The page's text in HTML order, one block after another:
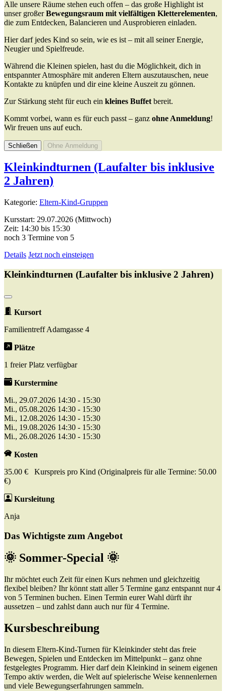
Alle unsere Räume stehen euch offen – das große Highlight ist
unser großerBewegungsraum mit vielfältigen Kletterelementen,
die zum Entdecken, Balancieren und Ausprobieren einladen.
Hier darf jedes Kind so sein, wie es ist – mit all seiner Energie,
Neugier und Spielfreude.
Während die Kleinen spielen, hast du die Möglichkeit, dich in
entspannter Atmosphäre mit anderen Eltern auszutauschen, neue
Kontakte zu knüpfen und dir eine kleine Auszeit zu gönnen.
Zur Stärkung steht für euch ein kleines Buffet bereit.
Kommt vorbei, wann es für euch passt – ganz ohne Anmeldung!
Wir freuen uns auf euch.
Schließen Ohne Anmeldung
Kleinkindturnen (Laufalter bis inklusive
2 Jahren)
Kategorie: Eltern-Kind-Gruppen
Kursstart: 29.07.2026 (Mittwoch)
Zeit: 14:30 bis 15:30
noch 3 Termine von 5
Details Jetzt noch einsteigen
Kleinkindturnen (Laufalter bis inklusive 2 Jahren)
Kursort
Familientreff Adamgasse 4
Plätze
1 freier Platz verfügbar
Kurstermine
Mi., 29.07.2026 14:30 - 15:30
Mi., 05.08.2026 14:30 - 15:30
Mi., 12.08.2026 14:30 - 15:30
Mi., 19.08.2026 14:30 - 15:30
Mi., 26.08.2026 14:30 - 15:30
Kosten
35.00 € Kurspreis pro Kind (Originalpreis für alle Termine: 50.00
€)
Kursleitung
Anja
Das Wichtigste zum Angebot
🌞 Sommer-Special 🌞
Ihr möchtet euch Zeit für einen Kurs nehmen und gleichzeitig
flexibel bleiben? Ihr könnt statt aller 5 Termine ganz entspannt nur 4
von 5 Terminen buchen. Einen Termin eurer Wahl dürft ihr
aussetzen – und zahlst dann auch nur für 4 Termine.
Kursbeschreibung
In diesem Eltern-Kind-Turnen für Kleinkinder steht das freie
Bewegen, Spielen und Entdecken im Mittelpunkt – ganz ohne
festgelegtes Programm. Hier darf dein Kleinkind in seinem eigenen
Tempo aktiv werden, die Welt auf spielerische Weise kennenlernen
und viele Bewegungserfahrungen sammeln.